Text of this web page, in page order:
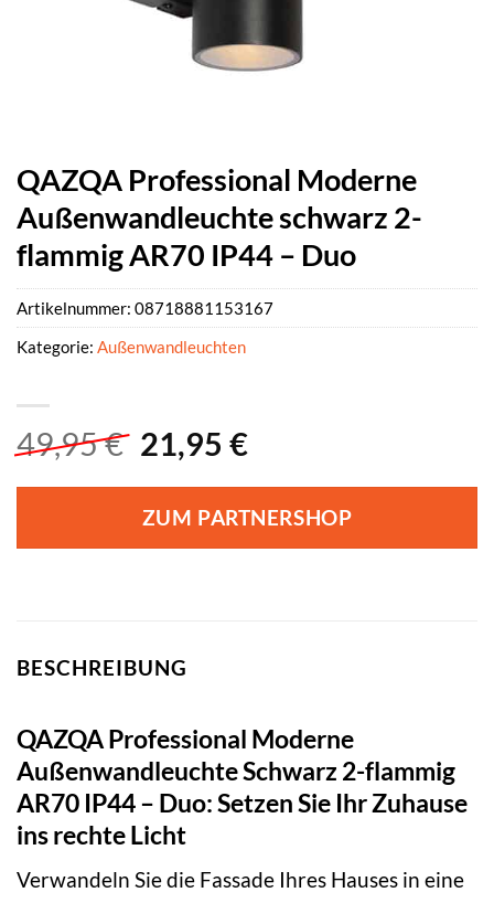
QAZQA Professional Moderne
Außenwandleuchte schwarz 2-
flammig AR70 IP44 – Duo
49,95€ Ursprünglicher
war:
49,95 €
21,95 €Aktueller
ist:
21,95 €.
ZUM PARTNERSHOP
Artikelnummer: 08718881153167
Kategorie: Außenwandleuchten
BESCHREIBUNG
QAZQA Professional Moderne
Außenwandleuchte Schwarz 2-flammig
AR70 IP44 – Duo: Setzen Sie Ihr Zuhause
ins rechte Licht
Verwandeln Sie die Fassade Ihres Hauses in eine